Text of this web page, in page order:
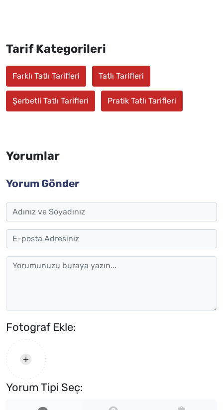
Tarif Kategorileri
Farklı Tatlı Tarifleri Tatlı Tarifleri
Şerbetli Tatlı Tarifleri Pratik Tatlı Tarifleri
Yorumlar
Yorum Gönder
Fotograf Ekle:
Yorum Tipi Seç: